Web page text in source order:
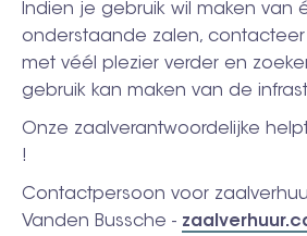
Indien je gebruik wil maken van
onderstaande zalen, contacteer
met véél plezier verder en
gebruik kan maken van de
Onze zaalverantwoordelijke
!
Contactpersoon voor
Vanden Bussche -